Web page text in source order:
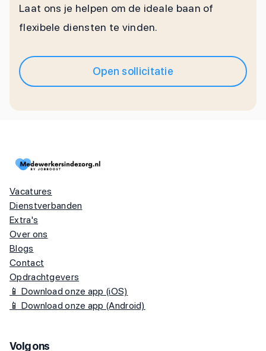
Laat ons je helpen om de ideale baan of
flexibele diensten te vinden.
Open sollicitatie
Vacatures
Dienstverbanden
Extra's
Over ons
Blogs
Contact
Opdrachtgevers
📱 Download onze app (iOS)
📱 Download onze app (Android)
Volg ons